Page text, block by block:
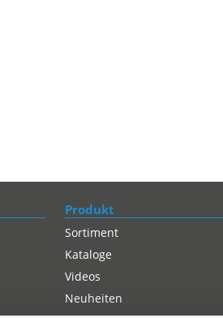
Produkt
Sortiment
Kataloge
Videos
Neuheiten